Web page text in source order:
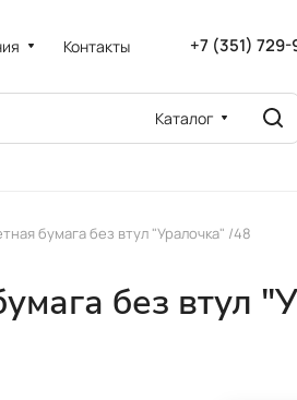
Контакты +7 (351)
Каталог
бумага без втул "Уралочка" /48
без втул